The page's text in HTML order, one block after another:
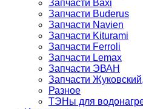
Запчасти Baxi
Запчасти Buderus
Запчасти Navien
Запчасти Kiturami
Запчасти Ferroli
Запчасти Lemax
Запчасти ЭВАН
Запчасти
Разное
ТЭНы для